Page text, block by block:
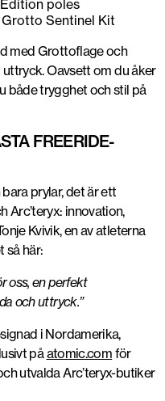
poles
Sentinel Kit
med Grottoflage och
Oavsett om du åker
både trygghet och stil på
FREERIDE-
prylar, det är ett
Arc’teryx: innovation,
Kvivik, en av atleterna
så här:
oss, en perfekt
och uttryck.”
i Nordamerika,
påatomic.com för
utvalda Arc’teryx-butiker